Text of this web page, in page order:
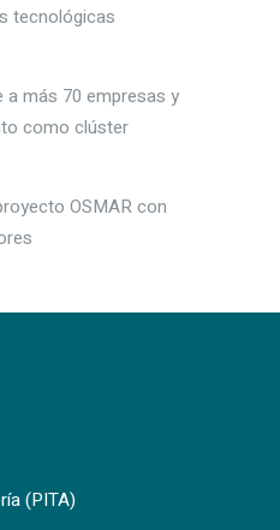
tecnológicas
a más 70 empresas y
como clúster
OSMAR con
(PITA)